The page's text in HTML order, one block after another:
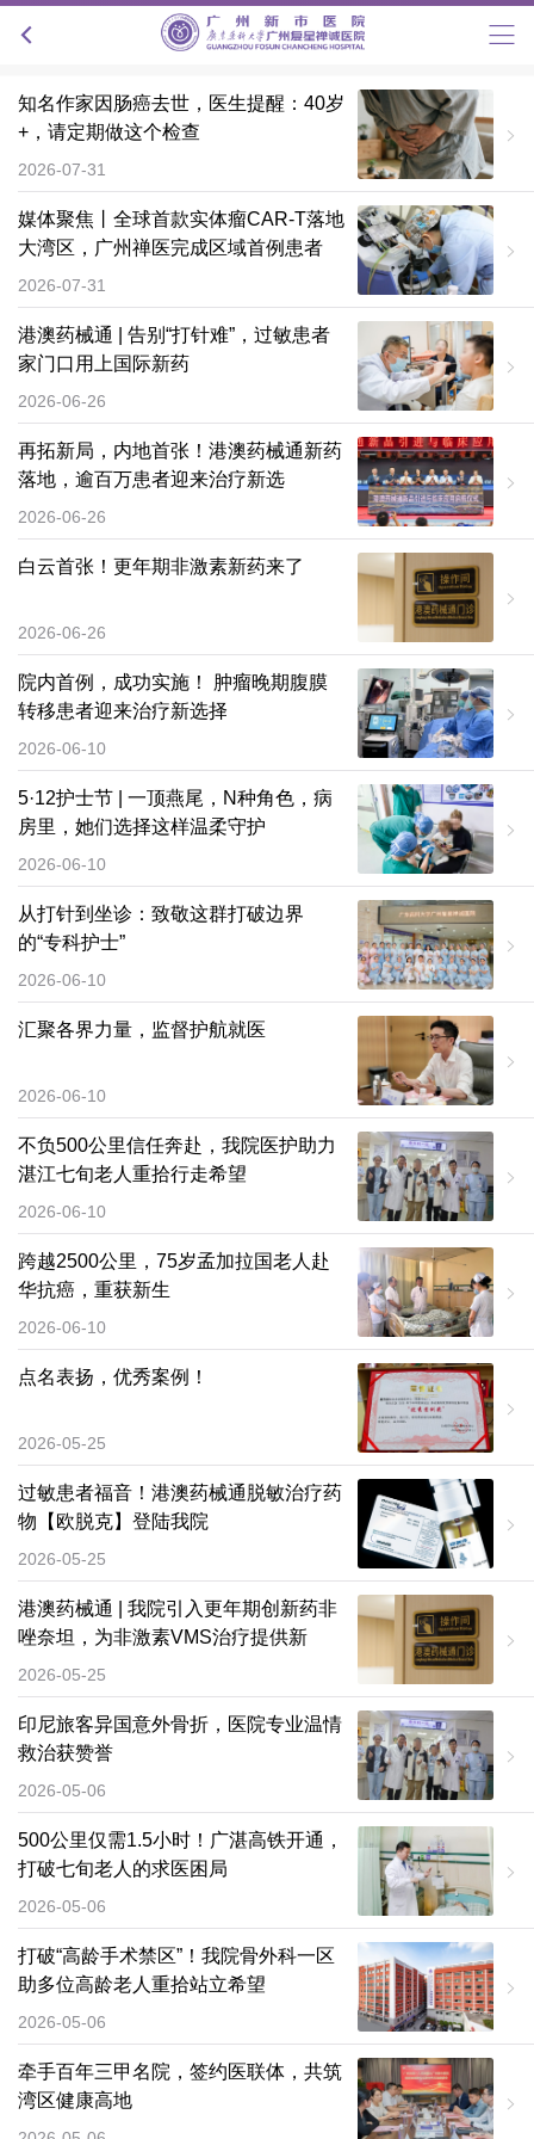
知名作家因肠癌去世，医生提醒：40岁
+，请定期做这个检查
2026-07-31
媒体聚焦丨全球首款实体瘤CAR-T落地
大湾区，广州禅医完成区域首例患者
2026-07-31
港澳药械通 | 告别“打针难”，过敏患者
家门口用上国际新药
2026-06-26
再拓新局，内地首张！港澳药械通新药
落地，逾百万患者迎来治疗新选
2026-06-26
白云首张！更年期非激素新药来了
2026-06-26
院内首例，成功实施！ 肿瘤晚期腹膜
转移患者迎来治疗新选择
2026-06-10
5·12护士节 | 一顶燕尾，N种角色，病
房里，她们选择这样温柔守护
2026-06-10
从打针到坐诊：致敬这群打破边界
的“专科护士”
2026-06-10
汇聚各界力量，监督护航就医
2026-06-10
不负500公里信任奔赴，我院医护助力
湛江七旬老人重拾行走希望
2026-06-10
跨越2500公里，75岁孟加拉国老人赴
华抗癌，重获新生
2026-06-10
点名表扬，优秀案例！
2026-05-25
过敏患者福音！港澳药械通脱敏治疗药
物【欧脱克】登陆我院
2026-05-25
港澳药械通 | 我院引入更年期创新药非
唑奈坦，为非激素VMS治疗提供新
2026-05-25
印尼旅客异国意外骨折，医院专业温情
救治获赞誉
2026-05-06
500公里仅需1.5小时！广湛高铁开通，
打破七旬老人的求医困局
2026-05-06
打破“高龄手术禁区”！我院骨外科一区
助多位高龄老人重拾站立希望
2026-05-06
牵手百年三甲名院，签约医联体，共筑
湾区健康高地